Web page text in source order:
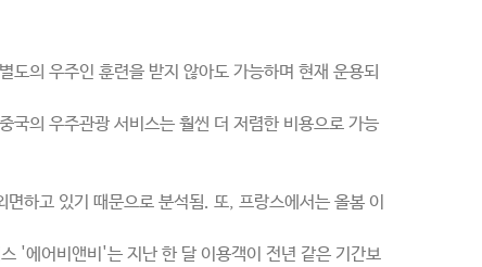
의 우주인 훈련을 받지 않아도 가능하며 현재 운용되
의 우주관광 서비스는 훨씬 더 저렴한 비용으로 가능
하고 있기 때문으로 분석됨. 또, 프랑스에서는 올봄 이
'에어비앤비'는 지난 한 달 이용객이 전년 같은 기간보